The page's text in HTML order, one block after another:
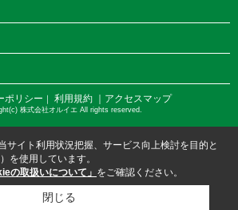
ポリシー ｜ 利用規約 ｜アクセスマップ
株式会社オルイエ All rights reserved.
サイト利用状況把握、サービス向上検討を目的と
を使用しています。
の取扱いについて」 をご確認ください。
閉じる